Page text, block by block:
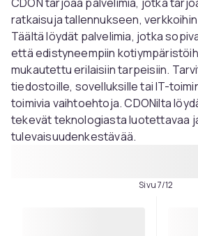
ratkaisuja tallennukseen,
Täältä löydät palvelimia, jotka
että edistyneempiin
mukautettu erilaisiin tarpeisiin.
tiedostoille, sovelluksille tai IT-
toimivia vaihtoehtoja. CDONilta
tekevät teknologiasta luotettavaa
tulevaisuudenkestävää.
Sivu 7/12